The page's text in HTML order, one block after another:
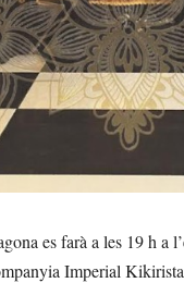
es farà a les 19 h a
Imperial